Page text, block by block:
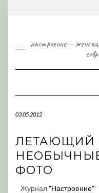
настроение —
03.05.2012
ЛЕТАЮЩИЙ
ФОТО
Журнал"Настроение"'